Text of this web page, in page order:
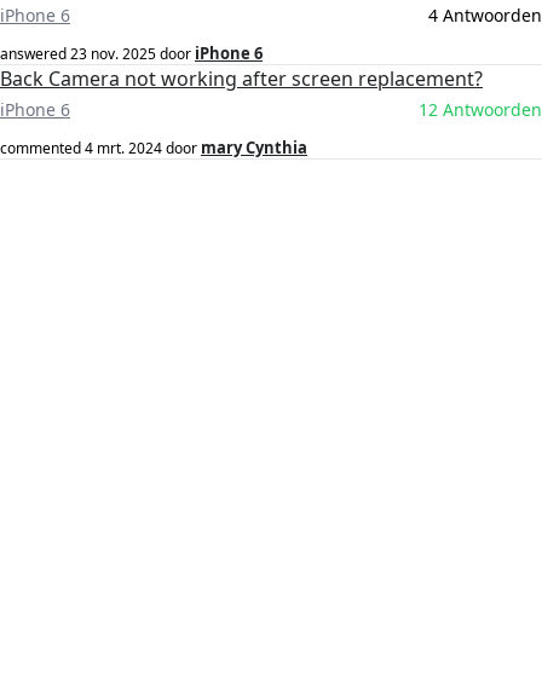
iPhone 6 4 Antwoorden
answered23 nov. 2025door iPhone 6
Back Camera not working after screen replacement?
iPhone 6 12 Antwoorden
commented4 mrt. 2024door mary Cynthia